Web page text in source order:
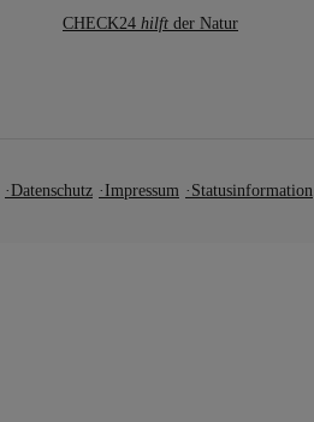
CHECK24 hilft der Natur
Datenschutz Impressum Statusinformation